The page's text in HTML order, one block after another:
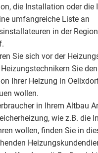
die Installation oder die
umfangreiche Liste an
in der
Sie sich vor der
Sie
Ihrer Heizung in
wollen.
in Ihrem Altbau
wie z.B. die
wollen, finden Sie in